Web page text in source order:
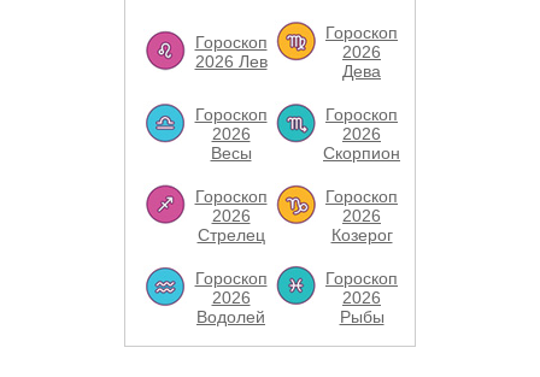
Гороскоп
2026 Лев
Гороскоп
2026
Дева
Гороскоп
2026
Весы
Гороскоп
2026
Скорпион
Гороскоп
2026
Стрелец
Гороскоп
2026
Козерог
Гороскоп
2026
Водолей
Гороскоп
2026
Рыбы